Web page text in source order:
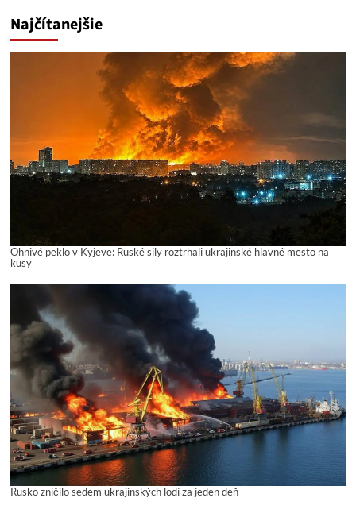
Najčítanejšie
Ohnivé peklo v Kyjeve: Ruské sily roztrhali ukrajinské hlavné mesto na
kusy
Rusko zničilo sedem ukrajinských lodí za jeden deň